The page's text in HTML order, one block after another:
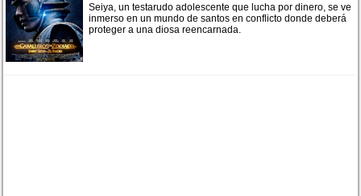
Seiya, un testarudo adolescente que lucha por dinero, se ve
inmerso en un mundo de santos en conflicto donde deberá
proteger a una diosa reencarnada.